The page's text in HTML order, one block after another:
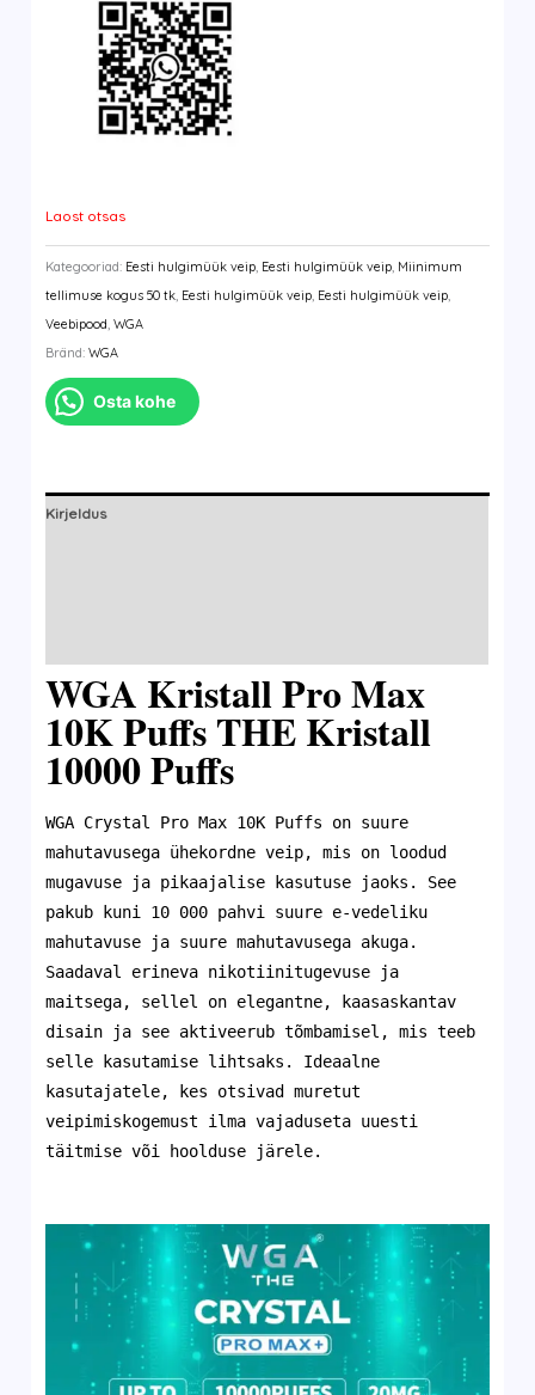
Laost otsas
Kategooriad: Eesti hulgimüük veip, Eesti hulgimüük veip, Miinimum
tellimuse kogus 50 tk, Eesti hulgimüük veip, Eesti hulgimüük veip,
Veebipood,WGA
Bränd:WGA
Osta kohe
Kirjeldus
WGA Kristall Pro Max
10K Puffs THE Kristall
10000 Puffs
WGA Crystal Pro Max 10K Puffs on suure
mahutavusega ühekordne veip, mis on loodud
mugavuse ja pikaajalise kasutuse jaoks. See
pakub kuni 10 000 pahvi suure e-vedeliku
mahutavuse ja suure mahutavusega akuga.
Saadaval erineva nikotiinitugevuse ja
maitsega, sellel on elegantne, kaasaskantav
disain ja see aktiveerub tõmbamisel, mis teeb
selle kasutamise lihtsaks. Ideaalne
kasutajatele, kes otsivad muretut
veipimiskogemust ilma vajaduseta uuesti
täitmise või hoolduse järele.